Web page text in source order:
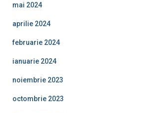
mai 2024
aprilie 2024
februarie 2024
ianuarie 2024
noiembrie 2023
octombrie 2023